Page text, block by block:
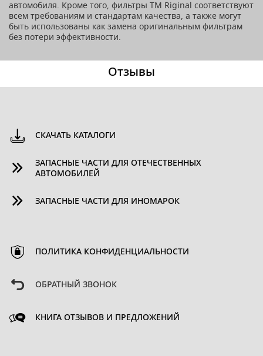
автомобиля. Кроме того, фильтры ТМ Riginal соответствуют
всем требованиям и стандартам качества, а также могут
быть использованы как замена оригинальным фильтрам
без потери эффективности.
Отзывы
СКАЧАТЬ КАТАЛОГИ
ЗАПАСНЫЕ ЧАСТИ ДЛЯ ОТЕЧЕСТВЕННЫХ
АВТОМОБИЛЕЙ
ЗАПАСНЫЕ ЧАСТИ ДЛЯ ИНОМАРОК
ПОЛИТИКА КОНФИДЕНЦИАЛЬНОСТИ
ОБРАТНЫЙ ЗВОНОК
КНИГА ОТЗЫВОВ И ПРЕДЛОЖЕНИЙ